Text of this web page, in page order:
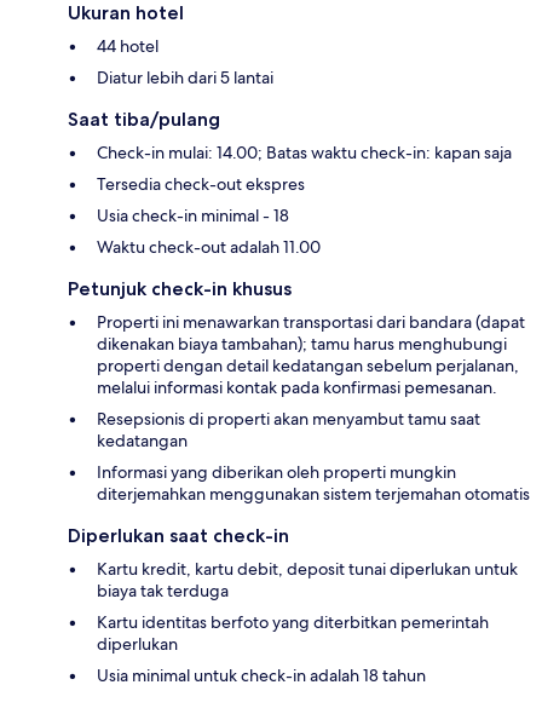
Ukuran hotel
44 hotel
Diatur lebih dari 5 lantai
Saat tiba/pulang
Check-in mulai: 14.00; Batas waktu check-in: kapan saja
Tersedia check-out ekspres
Usia check-in minimal - 18
Waktu check-out adalah 11.00
Petunjuk check-in khusus
Properti ini menawarkan transportasi dari bandara (dapat
dikenakan biaya tambahan); tamu harus menghubungi
properti dengan detail kedatangan sebelum perjalanan,
melalui informasi kontak pada konfirmasi pemesanan.
Resepsionis di properti akan menyambut tamu saat
kedatangan
Informasi yang diberikan oleh properti mungkin
diterjemahkan menggunakan sistem terjemahan otomatis
Diperlukan saat check-in
Kartu kredit, kartu debit, deposit tunai diperlukan untuk
biaya tak terduga
Kartu identitas berfoto yang diterbitkan pemerintah
diperlukan
Usia minimal untuk check-in adalah 18 tahun